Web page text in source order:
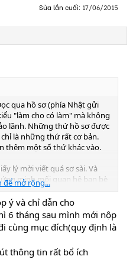
Sửa lần cuối: 17/06/2015
qua hồ sơ (phía Nhật gửi
"làm cho có làm" mà không
lãnh. Những thứ hồ sơ được
chỉ là những thứ rất cơ bản.
thêm một số thứ khác vào.
lý mời viết quá sơ sài. Và
minh mối quan hệ bạn bè
viết này mời một người
ngoài cũng khó được chấp
người đã có quá khứ qua
của hai người (kèm chứng
để mở rộng...
ý và chỉ dẫn cho
6 tháng sau mình mới nộp
cùng mục đích(quy định là
thông tin rất bổ ích